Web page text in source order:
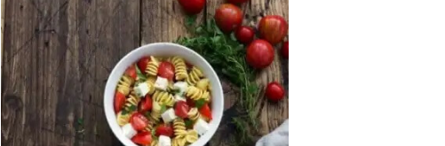
runsaasti välttämättömiä
ravintoaineita,...